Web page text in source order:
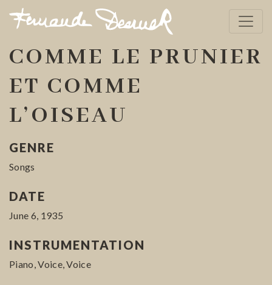
COMME LE PRUNIER
ET COMME
L’OISEAU
GENRE
Songs
DATE
June 6, 1935
INSTRUMENTATION
Piano, Voice, Voice